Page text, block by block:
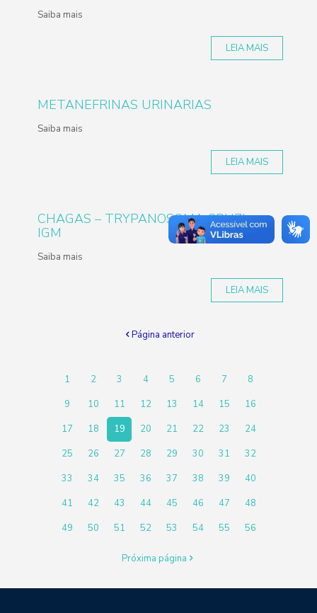
Saiba mais
LEIA MAIS
METANEFRINAS URINARIAS
Saiba mais
LEIA MAIS
CHAGAS – TRYPANOSOMA CRUZI –
IGM
Saiba mais
LEIA MAIS
Página anterior
1 2 3 4 5 6 7
8
9
10 11 12 13 14 15
16
17
18 19 20 21 22 23
24
25
26 27 28 29 30 31
32
33
34 35 36 37 38 39
40
41
42 43 44 45 46 47
48
49
50 51 52 53 54 55 56
Próxima página